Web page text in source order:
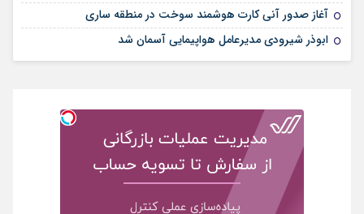
آغاز صدور آنی کارت هوشمند سوخت در منطقه ساری
ابوذر شیرودی مدیرعامل هواپیمایی آسمان شد